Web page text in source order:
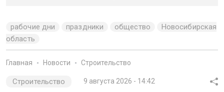
рабочие дни праздники общество
Новосибирская
область
Главная Новости Строительство
Строительство 9 августа 2026 - 14:42